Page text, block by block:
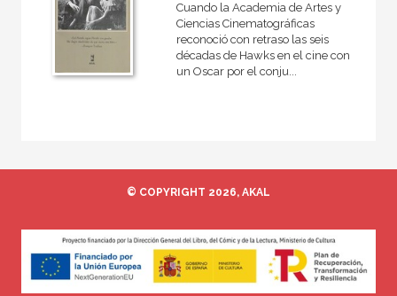
Cuando la Academia de Artes y
Ciencias Cinematográficas
reconoció con retraso las seis
décadas de Hawks en el cine con
un Oscar por el conju...
© COPYRIGHT 2026, AKAL